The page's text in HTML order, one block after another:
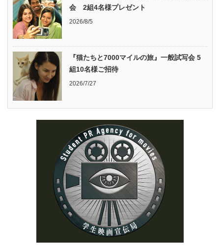
会 2組4名様プレゼント
2026/8/5
『猫たちと7000マイルの旅』一般試写会 5
組10名様ご招待
2026/7/27